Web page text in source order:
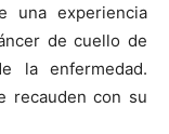
una experiencia
de cuello de
la enfermedad.
recauden con su